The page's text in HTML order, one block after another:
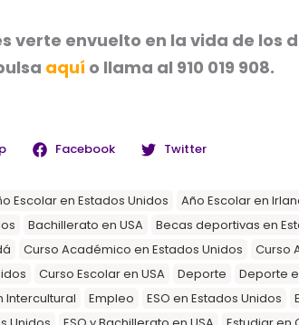
verte envuelto en la vida de los
aquí o llama al 910 019 908.
Facebook Twitter
Escolar en Estados Unidos Año Escolar en
Bachillerato en USA Becas deportivas en
Curso Académico en Estados Unidos Curso
Curso Escolar en USA Deporte Deporte
Intercultural Empleo ESO en Estados Unidos